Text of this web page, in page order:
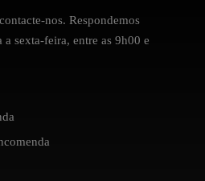
nos. Respondemos
sexta-feira, entre as 9h00 e